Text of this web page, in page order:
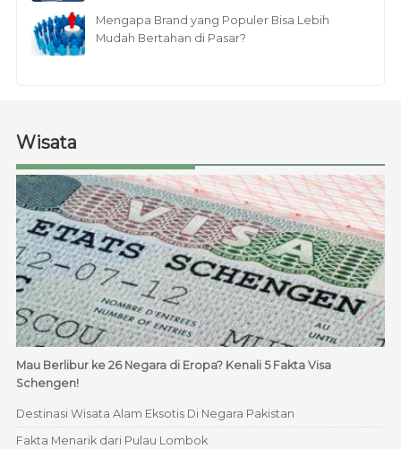
Mengapa Brand yang Populer Bisa Lebih
Mudah Bertahan di Pasar?
Wisata
Mau Berlibur ke 26 Negara di Eropa? Kenali 5 Fakta Visa
Schengen!
Destinasi Wisata Alam Eksotis Di Negara Pakistan
Fakta Menarik dari Pulau Lombok